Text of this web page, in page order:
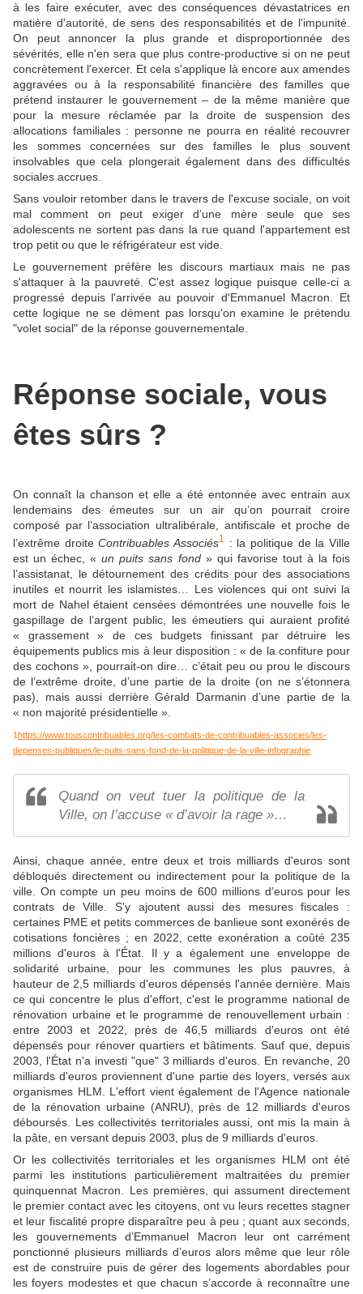
à les faire exécuter, avec des conséquences dévastatrices en
matière d'autorité, de sens des responsabilités et de l'impunité.
On peut annoncer la plus grande et disproportionnée des
sévérités, elle n'en sera que plus contre-productive si on ne peut
concrètement l'exercer. Et cela s'applique là encore aux amendes
aggravées ou à la responsabilité financière des familles que
prétend instaurer le gouvernement – de la même manière que
pour la mesure réclamée par la droite de suspension des
allocations familiales : personne ne pourra en réalité recouvrer
les sommes concernées sur des familles le plus souvent
insolvables que cela plongerait également dans des difficultés
sociales accrues.
Sans vouloir retomber dans le travers de l'excuse sociale, on voit
mal comment on peut exiger d’une mère seule que ses
adolescents ne sortent pas dans la rue quand l'appartement est
trop petit ou que le réfrigérateur est vide.
Le gouvernement préfère les discours martiaux mais ne pas
s'attaquer à la pauvreté. C'est assez logique puisque celle-ci a
progressé depuis l'arrivée au pouvoir d'Emmanuel Macron. Et
cette logique ne se dément pas lorsqu'on examine le prétendu
"volet social" de la réponse gouvernementale.
Réponse sociale, vous
êtes sûrs ?
On connaît la chanson et elle a été entonnée avec entrain aux
lendemains des émeutes sur un air qu’on pourrait croire
composé par l’association ultralibérale, antifiscale et proche de
l’extrême droiteContribuables Associés1
: la politique de la Ville
est un échec, «un puits sans fond» qui favorise tout à la fois
l’assistanat, le détournement des crédits pour des associations
inutiles et nourrit les islamistes… Les violences qui ont suivi la
mort de Nahel étaient censées démontrées une nouvelle fois le
gaspillage de l’argent public, les émeutiers qui auraient profité
« grassement » de ces budgets finissant par détruire les
équipements publics mis à leur disposition : « de la confiture pour
des cochons », pourrait-on dire… c’était peu ou prou le discours
de l’extrême droite, d’une partie de la droite (on ne s’étonnera
pas), mais aussi derrière Gérald Darmanin d’une partie de la
« non majorité présidentielle ».
1https://www.touscontribuables.org/les-combats-de-contribuables-associes/les-
depenses-publiques/le-puits-sans-fond-de-la-politique-de-la-ville-infographie
Quand on veut tuer la politique de la
Ville, on l’accuse « d’avoir la rage »…
Ainsi, chaque année, entre deux et trois milliards d'euros sont
débloqués directement ou indirectement pour la politique de la
ville. On compte un peu moins de 600 millions d’euros pour les
contrats de Ville. S'y ajoutent aussi des mesures fiscales :
certaines PME et petits commerces de banlieue sont exonérés de
cotisations foncières ; en 2022, cette exonération a coûté 235
millions d'euros à l'État. Il y a également une enveloppe de
solidarité urbaine, pour les communes les plus pauvres, à
hauteur de 2,5 milliards d'euros dépensés l'année dernière. Mais
ce qui concentre le plus d'effort, c'est le programme national de
rénovation urbaine et le programme de renouvellement urbain :
entre 2003 et 2022, près de 46,5 milliards d'euros ont été
dépensés pour rénover quartiers et bâtiments. Sauf que, depuis
2003, l'État n'a investi "que" 3 milliards d'euros. En revanche, 20
milliards d'euros proviennent d'une partie des loyers, versés aux
organismes HLM. L'effort vient également de l'Agence nationale
de la rénovation urbaine (ANRU), près de 12 milliards d'euros
déboursés. Les collectivités territoriales aussi, ont mis la main à
la pâte, en versant depuis 2003, plus de 9 milliards d'euros.
Or les collectivités territoriales et les organismes HLM ont été
parmi les institutions particulièrement maltraitées du premier
quinquennat Macron. Les premières, qui assument directement
le premier contact avec les citoyens, ont vu leurs recettes stagner
et leur fiscalité propre disparaître peu à peu ; quant aux seconds,
les gouvernements d’Emmanuel Macron leur ont carrément
ponctionné plusieurs milliards d’euros alors même que leur rôle
est de construire puis de gérer des logements abordables pour
les foyers modestes et que chacun s’accorde à reconnaître une